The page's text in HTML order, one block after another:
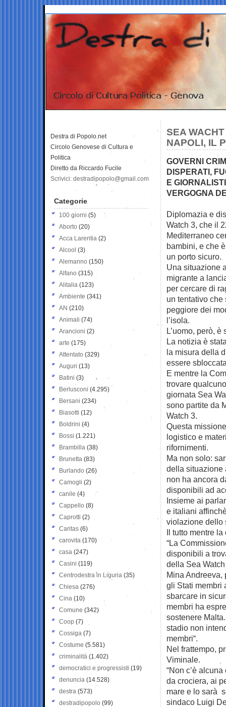
SEA
NAPOLI, IL
GOVERNI
DISPERATI,
E
VERGOGNA
Diplomazia e
Watch 3, che il
Mediterraneo
bambini, e che
un porto sicuro.
Una situazione
migrante a
per cercare di
un tentativo
peggiore dei
l’isola.
L’uomo, però,
La notizia è
la misura della
essere
E mentre la
trovare
giornata Sea
sono partite da
Watch 3.
Questa
logistico e
rifornimenti.
Ma non solo:
della situazione
non ha ancora
disponibili ad
Insieme ai
e italiani
violazione dello
Il tutto mentre
“La
disponibili a
della Sea
Mina Andreeva,
gli Stati membri
sbarcare in
membri ha
sostenere
stadio non
membri“.
Nel frattempo,
Viminale.
“Non c’è
da crociera, ai
mare e lo sarà
sindaco Luigi
Destra di Popolo.net
Circolo Genovese di Cultura e
Politica
Diretto da Riccardo Fucile
Scrivici: destradipopolo@gmail.com
Categorie
100 giorni (5)
Aborto (20)
Acca Larentia (2)
Alcool (3)
Alemanno (150)
Alfano (315)
Alitalia (123)
Ambiente (341)
AN (210)
Animali (74)
Arancioni (2)
arte (175)
Attentato (329)
Auguri (13)
Batini (3)
Berlusconi (4.295)
Bersani (234)
Biasotti (12)
Boldrini (4)
Bossi (1.221)
Brambilla (38)
Brunetta (83)
Burlando (26)
Camogli (2)
canile (4)
Cappello (8)
Caprotti (2)
Caritas (6)
carovita (170)
casa (247)
Casini (119)
Centrodestra in Liguria (35)
Chiesa (276)
Cina (10)
Comune (342)
Coop (7)
Cossiga (7)
Costume (5.581)
criminalità (1.402)
democratici e progressisti (19)
denuncia (14.528)
destra (573)
destradipopolo (99)